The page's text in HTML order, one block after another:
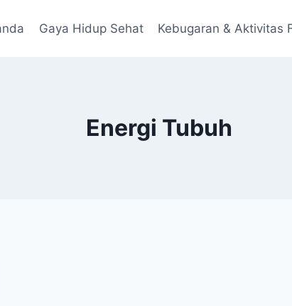
Gaya Hidup Sehat Kebugaran & Aktivitas
Energi Tubuh